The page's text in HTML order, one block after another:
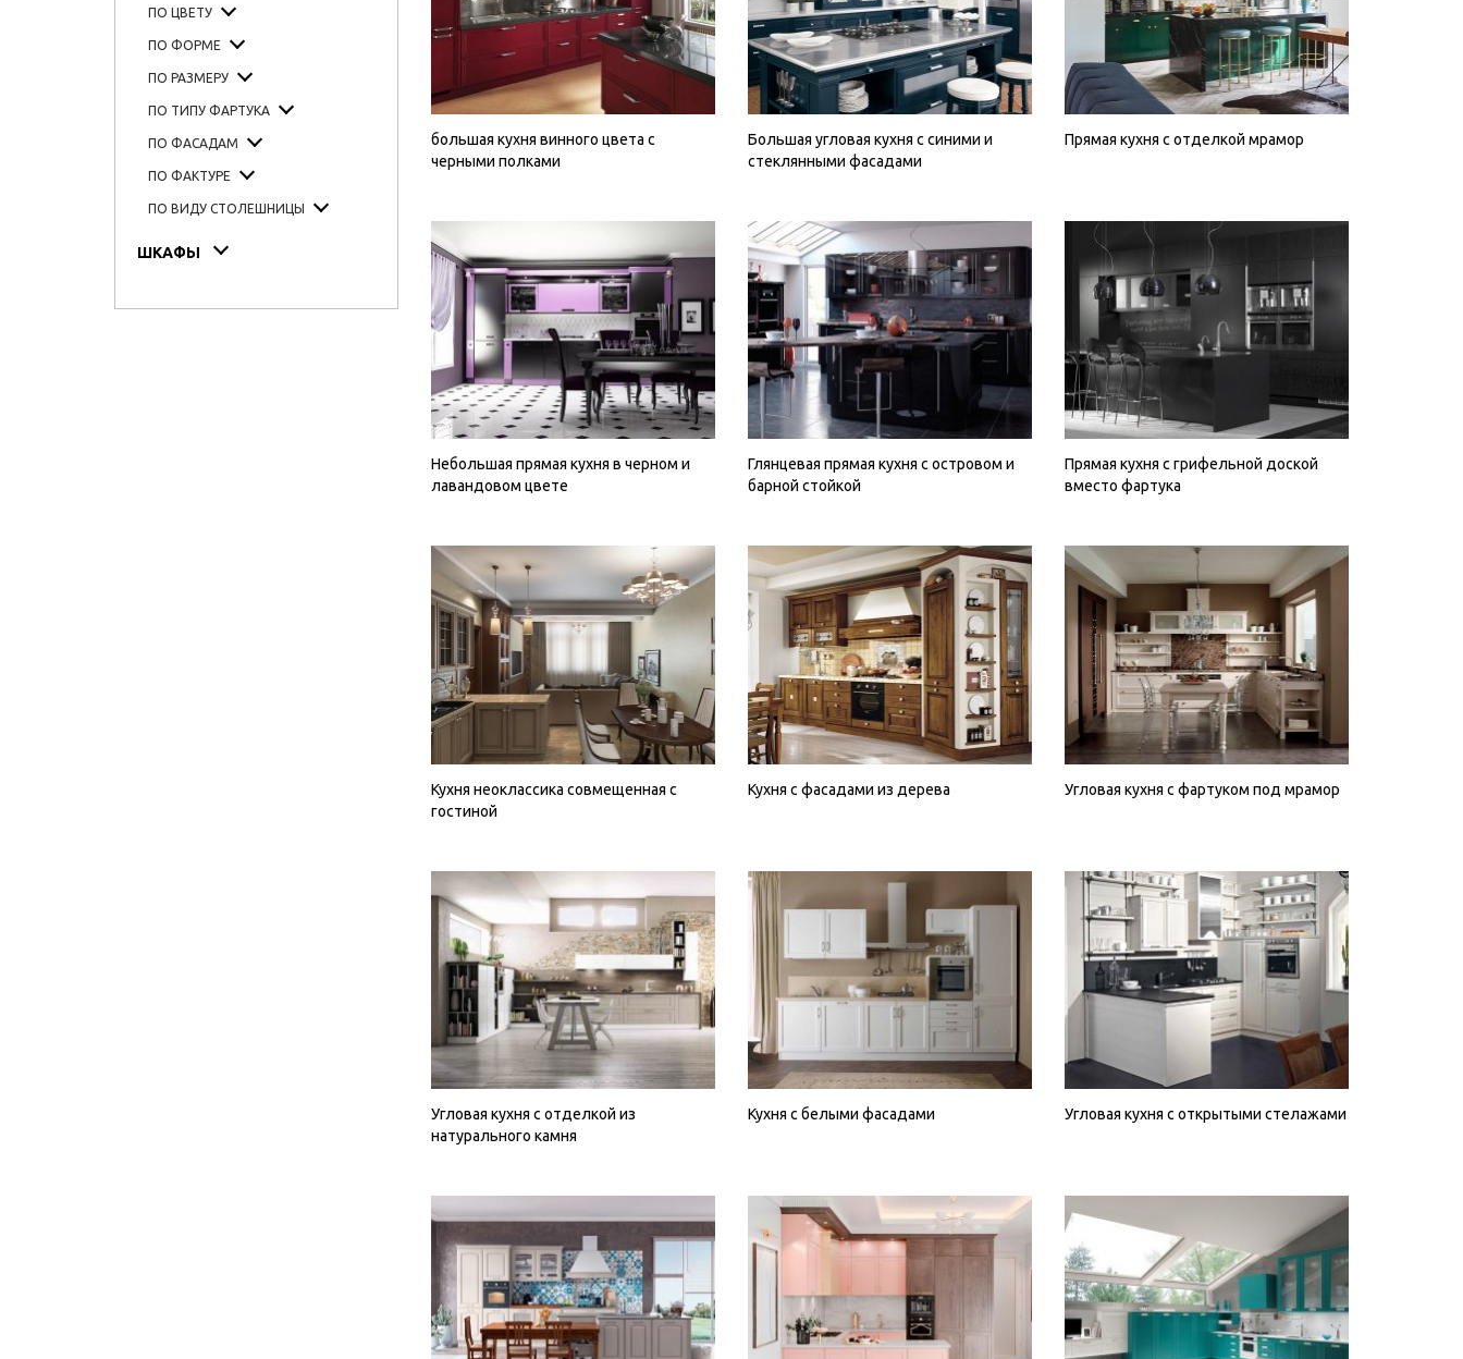
ПО ЦВЕТУ
ПО ФОРМЕ
ПО РАЗМЕРУ
ПО ТИПУ ФАРТУКА
ПО ФАСАДАМ
ПО ФАКТУРЕ
ПО ВИДУ СТОЛЕШНИЦЫ
ШКАФЫ
большая кухня винного цвета с
черными полками
Большая угловая кухня с синими и
стеклянными фасадами
Прямая кухня с отделкой мрамор
Небольшая прямая кухня в черном и
лавандовом цвете
Глянцевая прямая кухня с островом и
барной стойкой
Прямая кухня с грифельной доской
вместо фартука
Кухня неоклассика совмещенная с
гостиной
Кухня с фасадами из дерева Угловая кухня с фартуком под мрамор
Угловая кухня с отделкой из
натурального камня
Кухня с белыми фасадами Угловая кухня с открытыми стелажами